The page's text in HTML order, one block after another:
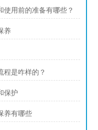
使用前的准备有哪些？
养
程是咋样的？
保护
养有哪些